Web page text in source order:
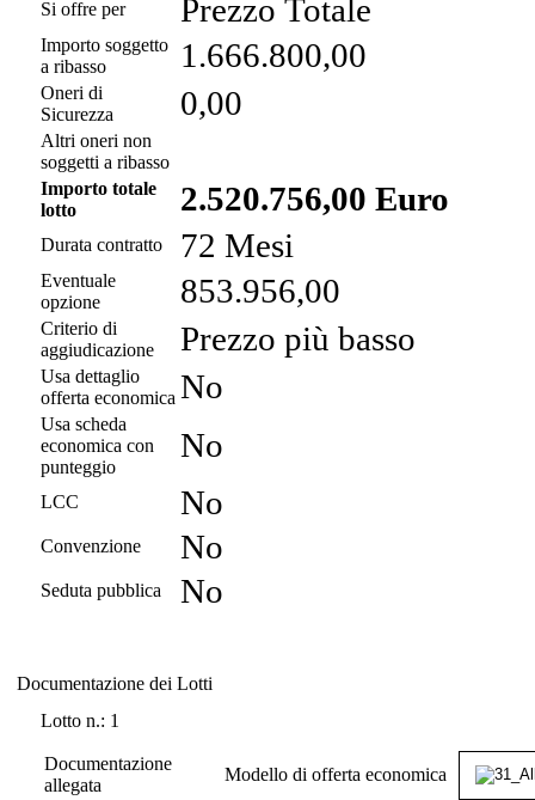
Si offre per Prezzo Totale
Importo soggetto
a ribasso
1.666.800,00
Oneri di
Sicurezza
0,00
Altri oneri non
soggetti a ribasso
Importo totale
lotto
2.520.756,00 Euro
Durata contratto 72 Mesi
Eventuale
opzione
853.956,00
Criterio di
aggiudicazione
Prezzo più basso
Usa dettaglio
offerta economica No
Usa scheda
economica con
punteggio
No
LCC No
Convenzione No
Seduta pubblica No
Documentazione dei Lotti
Lotto n.: 1
Documentazione
allegata
Modello di offerta economica